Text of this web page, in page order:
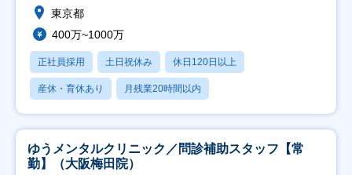
東京都
400万~1000万
正社員採用 土日祝休み 休日120日以上
産休・育休あり 月残業20時間以内
ゆうメンタルクリニック／問診補助スタッフ【常
勤】（大阪梅田院）